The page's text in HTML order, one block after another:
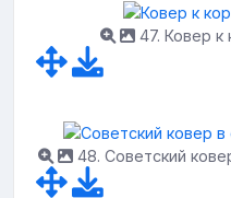
47. Ковер к
48. Советский